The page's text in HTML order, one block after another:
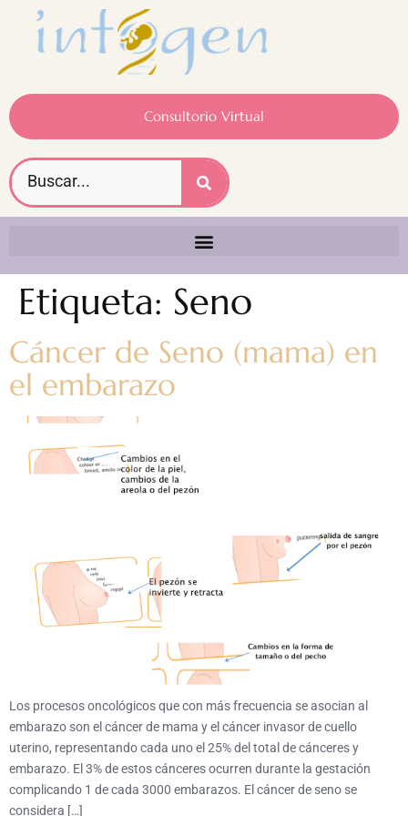
Consultorio Virtual
Etiqueta: Seno
Cáncer de Seno (mama) en
el embarazo
Los procesos oncológicos que con más frecuencia se asocian al
embarazo son el cáncer de mama y el cáncer invasor de cuello
uterino, representando cada uno el 25% del total de cánceres y
embarazo. El 3% de estos cánceres ocurren durante la gestación
complicando 1 de cada 3000 embarazos. El cáncer de seno se
considera […]